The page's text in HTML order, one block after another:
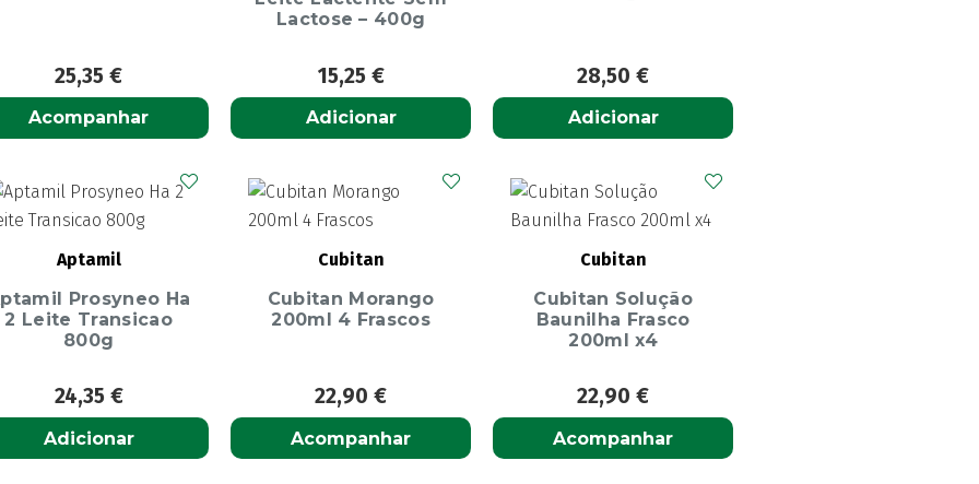
25,35€
Acompanhar
Lactose – 400g
15,25 €
Adicionar
28,50€
Adicionar
Aptamil
Prosyneo Ha
2 Leite Transicao
800g
24,35 €
Adicionar
Cubitan
Cubitan Morango
200ml 4 Frascos
22,90€
Acompanhar
Cubitan
Cubitan Solução
Baunilha Frasco
200ml x4
22,90€
Acompanhar